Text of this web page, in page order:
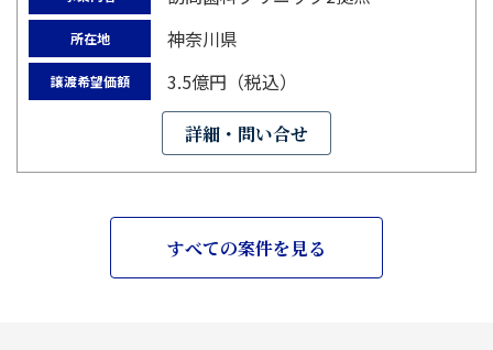
所在地 神奈川県
譲渡希望価額 3.5億円（税込）
詳細・問い合せ
すべての案件を見る